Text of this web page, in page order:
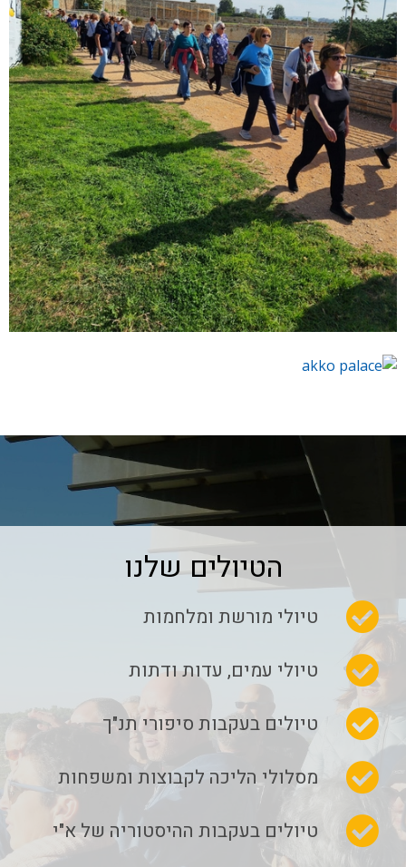
הטיולים שלנו
טיולי מורשת ומלחמות
טיולי עמים, עדות ודתות
טיולים בעקבות סיפורי תנ"ך
מסלולי הליכה לקבוצות ומשפחות
טיולים בעקבות ההיסטוריה של א"י